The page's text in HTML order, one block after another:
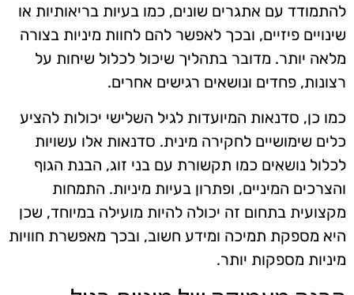
להתמודד עם אתגרים שונים, כמו בעיות בריאותיות או
שינויים פיזיים, ובכך לאפשר להם לחוות מיניות בצורה
מלאה יותר. מדובר בתהליך שיכול לכלול שיחות על
רצונות, פחדים ונושאים רגישים אחרים.
כמו כן, סדנאות המיועדות לגיל השלישי יכולות להציע
כלים שימושיים לחקירה מינית. סדנאות אלו עשויות
לכלול נושאים כמו תקשורת עם בני זוג, הבנת הגוף
והצרכים המיניים, ופתרון בעיות מיניות. התמחות
מקצועית בתחום זה יכולה להיות מועילה במיוחד, שכן
היא מספקת תמיכה ומידע חשוב, ובכך מאפשרת חוויות
מיניות מספקות יותר.